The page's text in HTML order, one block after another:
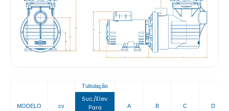
MODELO cv
Tubulação
A B C D
Suc./Elev.
Para